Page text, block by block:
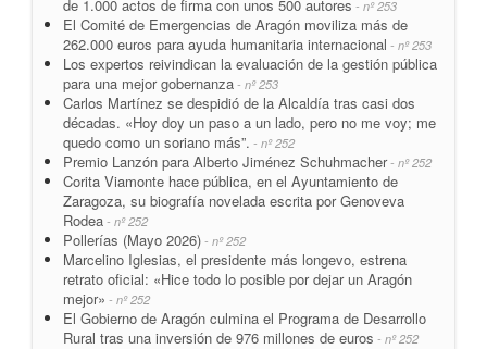
de 1.000 actos de firma con unos 500 autores - nº 253
El Comité de Emergencias de Aragón moviliza más de
262.000 euros para ayuda humanitaria internacional - nº 253
Los expertos reivindican la evaluación de la gestión pública
para una mejor gobernanza - nº 253
Carlos Martínez se despidió de la Alcaldía tras casi dos
décadas. «Hoy doy un paso a un lado, pero no me voy; me
quedo como un soriano más”. - nº 252
Premio Lanzón para Alberto Jiménez Schuhmacher- nº 252
Corita Viamonte hace pública, en el Ayuntamiento de
Zaragoza, su biografía novelada escrita por Genoveva
Rodea - nº 252
Pollerías (Mayo 2026) - nº 252
Marcelino Iglesias, el presidente más longevo, estrena
retrato oficial: «Hice todo lo posible por dejar un Aragón
mejor» - nº 252
El Gobierno de Aragón culmina el Programa de Desarrollo
Rural tras una inversión de 976 millones de euros - nº 252